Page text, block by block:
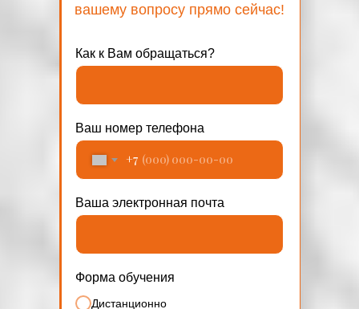
вашему вопросу прямо сейчас!
Как к Вам обращаться?
Ваш номер телефона
+7
Ваша электронная почта
Форма обучения
Дистанционно